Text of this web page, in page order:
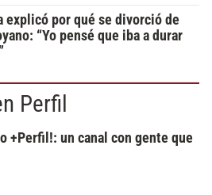
explicó por qué se divorció de
“Yo pensé que iba a durar
Perfil
+Perfil!: un canal con gente que